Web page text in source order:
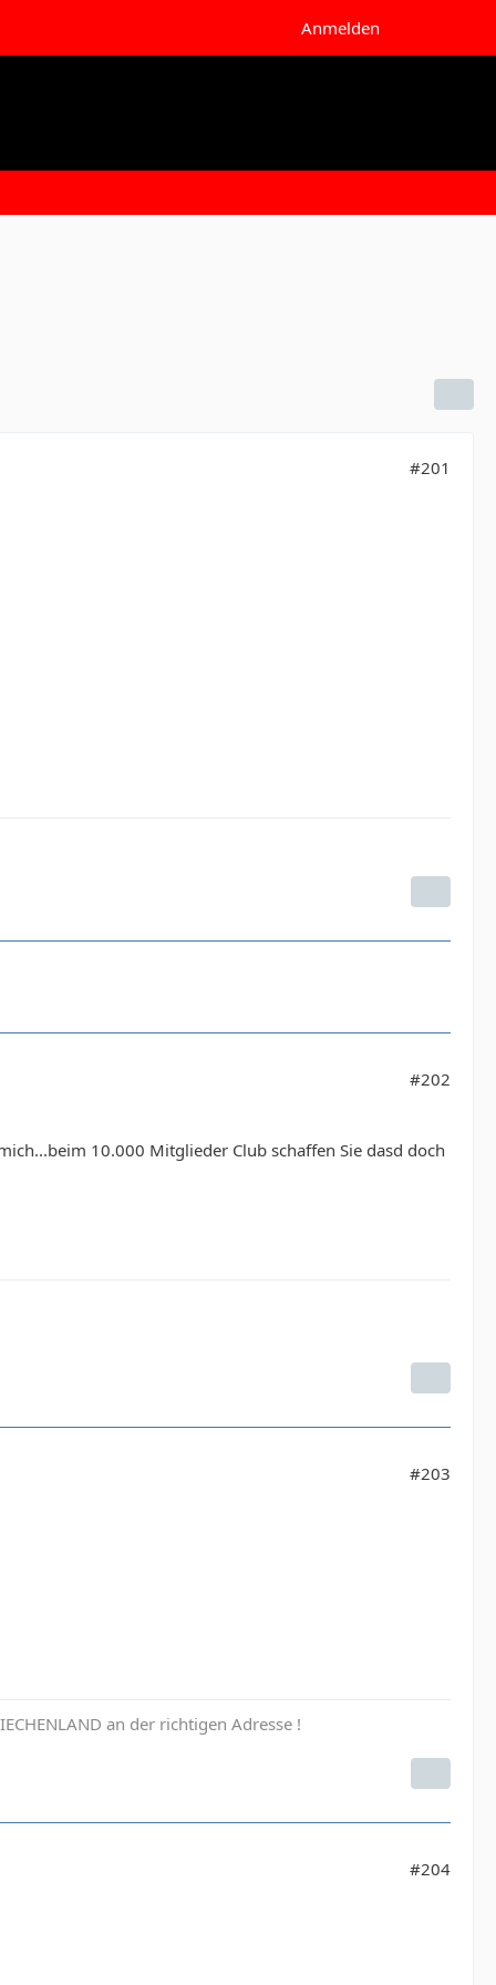
Anmelden
#201
#202
10.000 Mitglieder Club schaffen Sie dasd doch
#203
an der richtigen Adresse !
#204